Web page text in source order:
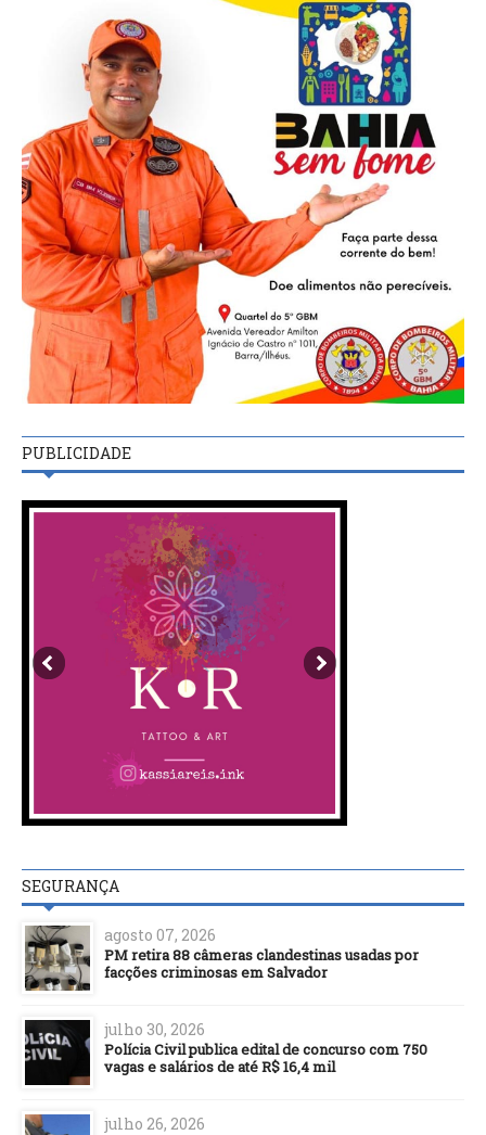
PUBLICIDADE
SEGURANÇA
agosto 07, 2026
PM retira 88 câmeras clandestinas usadas por
facções criminosas em Salvador
julho 30, 2026
Polícia Civil publica edital de concurso com 750
vagas e salários de até R$ 16,4 mil
julho 26, 2026